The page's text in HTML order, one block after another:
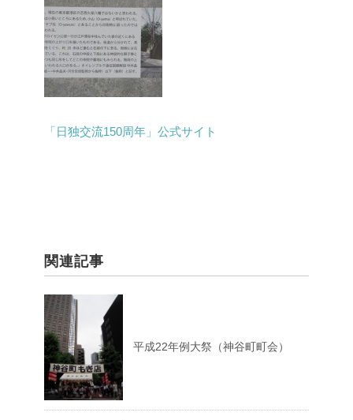
「日独交流150周年」公式サイト
関連記事
平成22年例大祭（神谷町町会）